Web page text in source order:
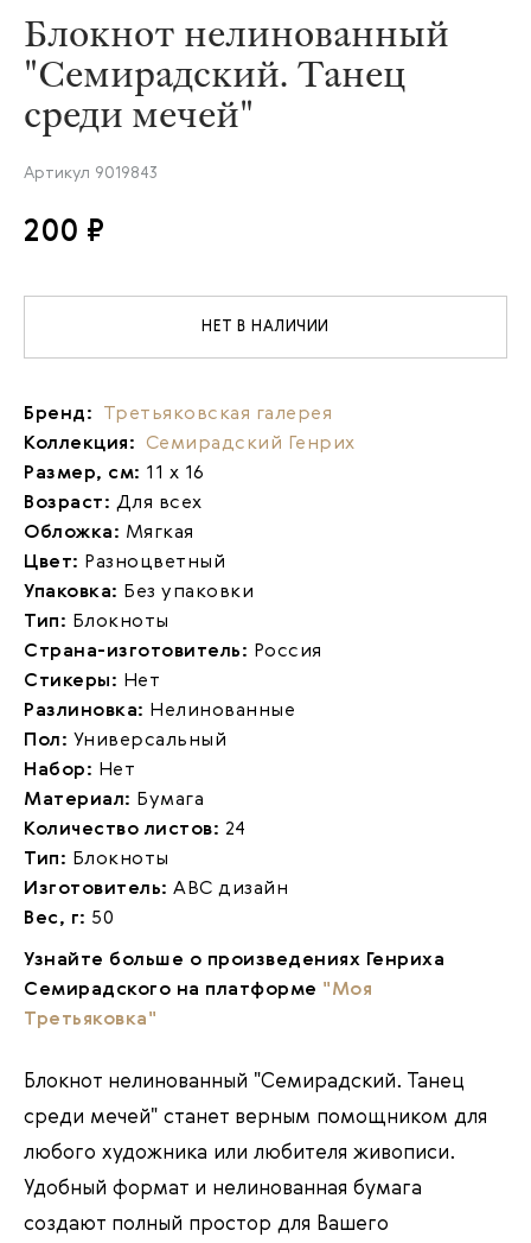
Блокнот нелинованный
"Семирадский. Танец
среди мечей"
Артикул 9019843
200 ₽
НЕТ В НАЛИЧИИ
Бренд: Третьяковская галерея
Коллекция: Семирадский Генрих
Размер, см: 11 х 16
Возраст: Для всех
Обложка: Мягкая
Цвет: Разноцветный
Упаковка: Без упаковки
Тип: Блокноты
Страна-изготовитель: Россия
Стикеры: Нет
Разлиновка: Нелинованные
Пол: Универсальный
Набор: Нет
Материал: Бумага
Количество листов: 24
Тип: Блокноты
Изготовитель: АВС дизайн
Вес, г: 50
Узнайте больше о произведениях Генриха
Семирадского на платформе "Моя
Третьяковка"
Блокнот нелинованный "Семирадский. Танец
среди мечей" станет верным помощником для
любого художника или любителя живописи.
Удобный формат и нелинованная бумага
создают полный простор для Вашего